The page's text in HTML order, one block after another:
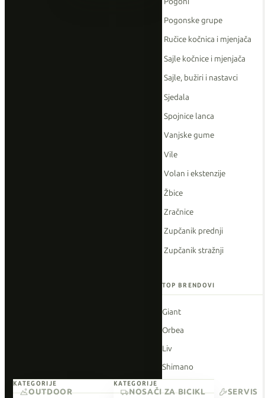
Pogonske grupe
Ručice kočnica i mjenjača
Sajle kočnice i mjenjača
Sajle, bužiri i nastavci
Sjedala
Spojnice lanca
Vanjske gume
Vile
Volan i ekstenzije
Žbice
Zračnice
Zupčanik prednji
Zupčanik stražnji
TOP BRENDOVI
Giant
Orbea
Liv
Shimano
KATEGORIJE KATEGORIJE
OUTDOOR NOSAČI ZA BICIKL SERVIS